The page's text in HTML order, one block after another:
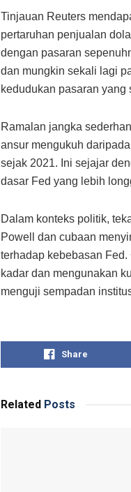
Tinjauan Reuters
pertaruhan penjualan
dengan pasaran
dan mungkin sekali lagi
kedudukan pasaran
Ramalan jangka
ansur mengukuh
sejak 2021. Ini sejajar
dasar Fed yang lebih
Dalam konteks politik,
Powell dan cubaan
terhadap kebebasan
kadar dan mengunakan
menguji sempadan
Share
Related Posts